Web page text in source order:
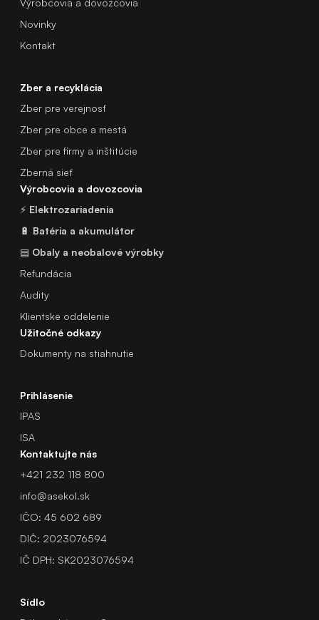
Novinky
Kontakt
Zber a recyklácia
Zber pre verejnosť
Zber pre obce a mestá
Zber pre firmy a inštitúcie
Zberná sieť
Výrobcovia a dovozcovia
⚡ Elektrozariadenia
🔋 Batéria a akumulátor
▤ Obaly a neobalové výrobky
Refundácia
Audity
Klientske oddelenie
Užitočné odkazy
Dokumenty na stiahnutie
Prihlásenie
IPAS
ISA
Kontaktujte nás
+421 232 118 800
info@asekol.sk
IČO: 45 602 689
DIČ: 2023076594
IČ DPH: SK2023076594
Sídlo